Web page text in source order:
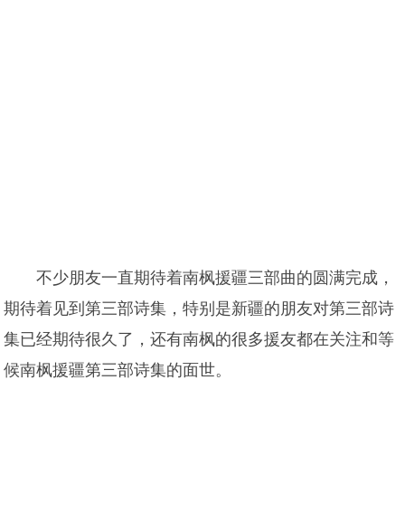
不少朋友一直期待着南枫援疆三部曲的圆满完成，
期待着见到第三部诗集，特别是新疆的朋友对第三部诗
集已经期待很久了，还有南枫的很多援友都在关注和等
候南枫援疆第三部诗集的面世。